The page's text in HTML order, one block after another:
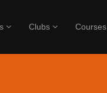
Clubs Courses